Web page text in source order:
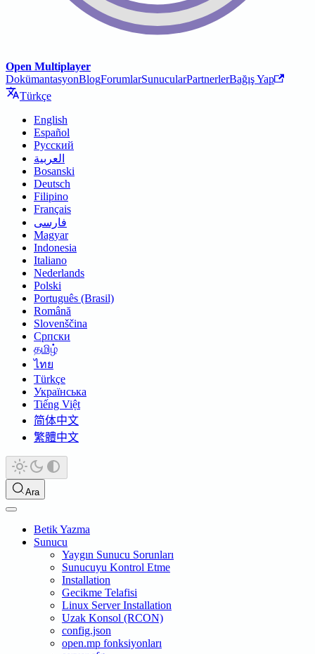
Open Multiplayer
DokümantasyonBlogForumlarSunucularPartnerlerBağış Yap
Türkçe
English
Español
Русский
العربية
Bosanski
Deutsch
Filipino
Français
فارسی
Magyar
Indonesia
Italiano
Nederlands
Polski
Português (Brasil)
Română
Slovenščina
Српски
தமிழ்
ไทย
Türkçe
Українська
Tiếng Việt
简体中文
繁體中文
Ara
Betik Yazma
Sunucu
Yaygın Sunucu Sorunları
Sunucuyu Kontrol Etme
Installation
Gecikme Telafisi
Linux Server Installation
Uzak Konsol (RCON)
config.json
open.mp fonksiyonları